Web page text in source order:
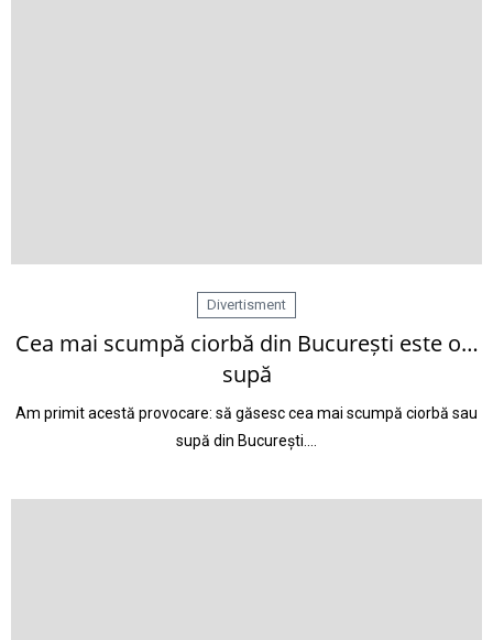
Divertisment
Cea mai scumpă ciorbă din București este o…
supă
Am primit acestă provocare: să găsesc cea mai scumpă ciorbă sau
supă din București.…